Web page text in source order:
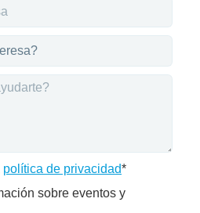
política de privacidad*
sobre eventos y